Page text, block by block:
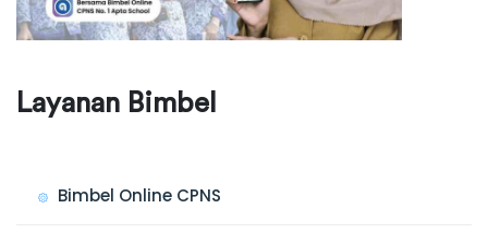
Layanan Bimbel
Bimbel Online CPNS